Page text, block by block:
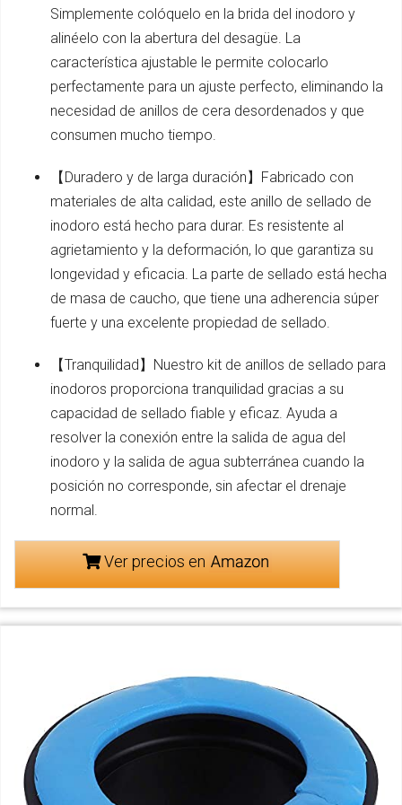
Simplemente colóquelo en la brida del inodoro y
alinéelo con la abertura del desagüe. La
característica ajustable le permite colocarlo
perfectamente para un ajuste perfecto, eliminando la
necesidad de anillos de cera desordenados y que
consumen mucho tiempo.
【Duradero y de larga duración】Fabricado con
materiales de alta calidad, este anillo de sellado de
inodoro está hecho para durar. Es resistente al
agrietamiento y la deformación, lo que garantiza su
longevidad y eficacia. La parte de sellado está hecha
de masa de caucho, que tiene una adherencia súper
fuerte y una excelente propiedad de sellado.
【Tranquilidad】Nuestro kit de anillos de sellado para
inodoros proporciona tranquilidad gracias a su
capacidad de sellado fiable y eficaz. Ayuda a
resolver la conexión entre la salida de agua del
inodoro y la salida de agua subterránea cuando la
posición no corresponde, sin afectar el drenaje
normal.
Ver precios en